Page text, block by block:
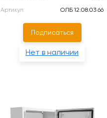
Артикул
ОЛБ 12.08.03 66
Подписаться
Нет в наличии